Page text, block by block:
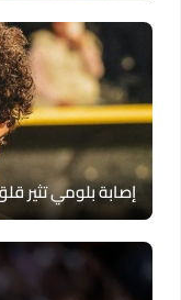
إصابة بلومي تثير